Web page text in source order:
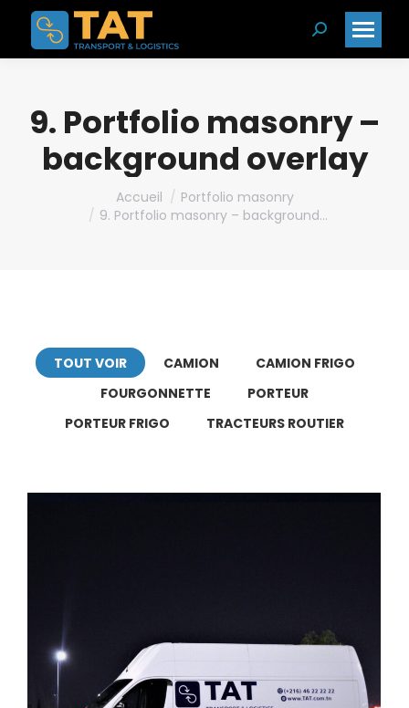
Search:
9. Portfolio masonry –
background overlay
Accueil
Portfolio masonry
9. Portfolio masonry – background…
TOUT VOIR CAMION
CAMION FRIGO
FOURGONNETTE
PORTEUR
PORTEUR FRIGO
TRACTEURS ROUTIER